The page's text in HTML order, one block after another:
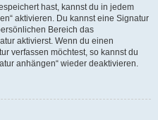
hast, kannst du in jedem
aktivieren. Du kannst eine Signatur
Bereich das
aktivierst. Wenn du einen
verfassen möchtest, so kannst du
anhängen“ wieder deaktivieren.